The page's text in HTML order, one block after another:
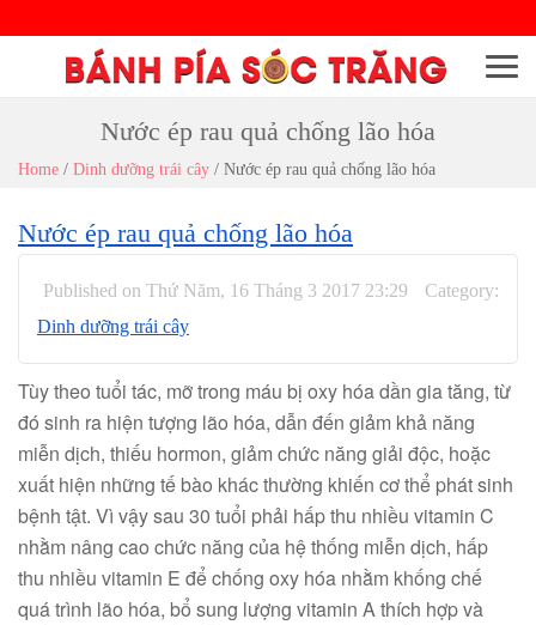
Menu
Nước ép rau quả chống lão hóa
Home / Dinh dưỡng trái cây / Nước ép rau quả chống lão hóa
Nước ép rau quả chống lão hóa
Published on Thứ Năm, 16 Tháng 3 2017 23:29
Category:
Dinh dưỡng trái cây
Tùy theo tuổi tác, mỡ trong máu bị oxy hóa dần gia tăng, từ
đó sinh ra hiện tượng lão hóa, dẫn đến giảm khả năng
miễn dịch, thiếu hormon, giảm chức năng giải độc, hoặc
xuất hiện những tế bào khác thường khiến cơ thể phát sinh
bệnh tật. Vì vậy sau 30 tuổi phải hấp thu nhiều vitamin C
nhằm nâng cao chức năng của hệ thống miễn dịch, hấp
thu nhiều vitamin E để chống oxy hóa nhằm khống chế
quá trình lão hóa, bổ sung lượng vitamin A thích hợp và